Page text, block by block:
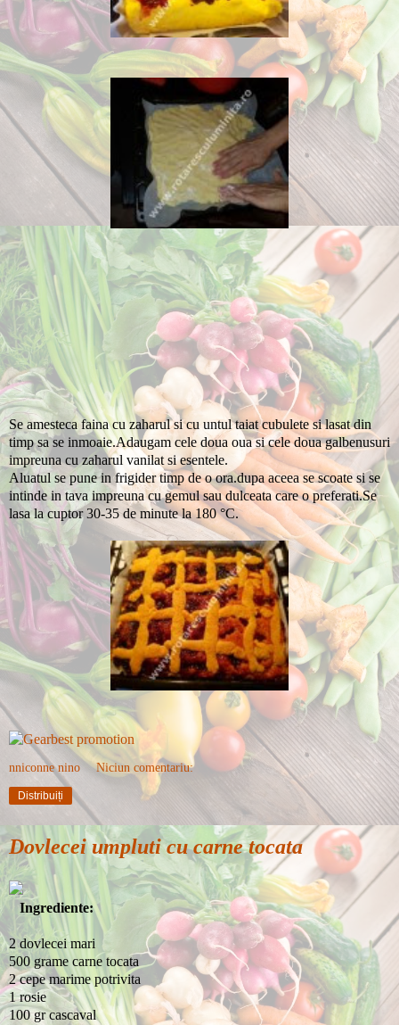
Se amesteca faina cu zaharul si cu untul taiat cubulete si lasat din
timp sa se inmoaie.Adaugam cele doua oua si cele doua galbenusuri
impreuna cu zaharul vanilat si esentele.
Aluatul se pune in frigider timp de o ora.dupa aceea se scoate si se
intinde in tava impreuna cu gemul sau dulceata care o preferati.Se
lasa la cuptor 30-35 de minute la 180 °C.
nniconne nino Niciun comentariu:
Distribuiți
Dovlecei umpluti cu carne tocata
Ingrediente:
2 dovlecei mari
500 grame carne tocata
2 cepe marime potrivita
1 rosie
100 gr cascaval